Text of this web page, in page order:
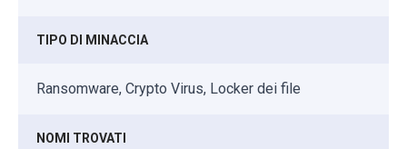
TIPO DI MINACCIA
Ransomware, Crypto Virus, Locker dei file
NOMI TROVATI